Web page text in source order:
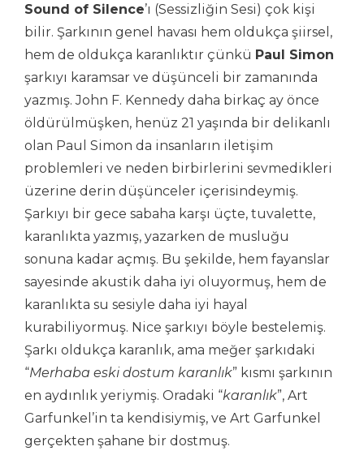
Sound of Silence’ı (Sessizliğin Sesi) çok kişi
bilir. Şarkının genel havası hem oldukça şiirsel,
hem de oldukça karanlıktır çünkü Paul Simon
şarkıyı karamsar ve düşünceli bir zamanında
yazmış. John F. Kennedy daha birkaç ay önce
öldürülmüşken, henüz 21 yaşında bir delikanlı
olan Paul Simon da insanların iletişim
problemleri ve neden birbirlerini sevmedikleri
üzerine derin düşünceler içerisindeymiş.
Şarkıyı bir gece sabaha karşı üçte, tuvalette,
karanlıkta yazmış, yazarken de musluğu
sonuna kadar açmış. Bu şekilde, hem fayanslar
sayesinde akustik daha iyi oluyormuş, hem de
karanlıkta su sesiyle daha iyi hayal
kurabiliyormuş. Nice şarkıyı böyle bestelemiş.
Şarkı oldukça karanlık, ama meğer şarkıdaki
“Merhaba eski dostum karanlık” kısmı şarkının
en aydınlık yeriymiş. Oradaki “karanlık”, Art
Garfunkel’in ta kendisiymiş, ve Art Garfunkel
gerçekten şahane bir dostmuş.